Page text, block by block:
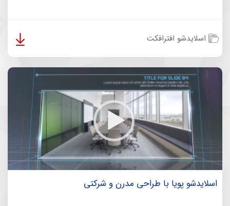
اسلایدشو افترافکت
اسلایدشو پویا با طراحی مدرن و شرکتی